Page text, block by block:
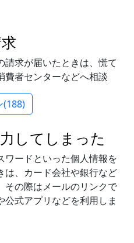
請求が届いたときは、慌て
費者センターなどへ相談
(188)
してしまった
ワードといった個人情報を
は、カード会社や銀行など
その際はメールのリンクで
公式アプリなどを利用しま